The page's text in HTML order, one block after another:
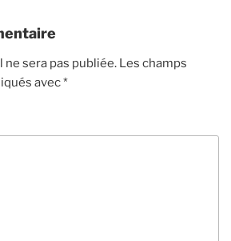
sera pas publiée. Les champs
avec*